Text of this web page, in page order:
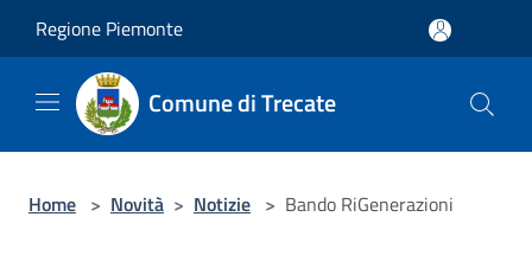
Regione Piemonte
Comune di Trecate
Home > Novità > Notizie > Bando RiGenerazioni